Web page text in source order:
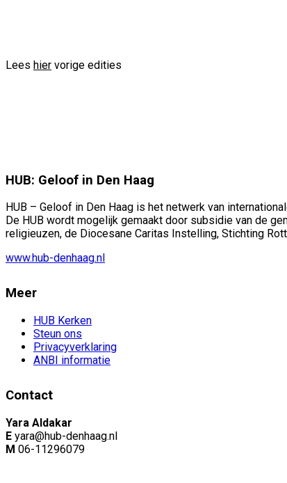
Lees hier vorige edities
HUB: Geloof in Den Haag
HUB – Geloof in Den Haag is het netwerk van
De HUB wordt mogelijk gemaakt door subsidie van de
religieuzen, de Diocesane Caritas Instelling, Stichting
www.hub-denhaag.nl
Meer
HUB Kerken
Steun ons
Privacyverklaring
ANBI informatie
Contact
Yara Aldakar
E yara@hub-denhaag.nl
M 06-11296079